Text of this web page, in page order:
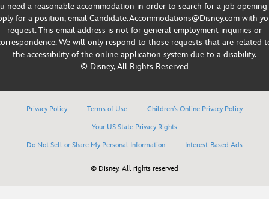
need a reasonable accommodation in order to search for a job
for a position, email Candidate.Accommodations@Disney.com with
request. This email address is not for general employment inquiries or
We will only respond to those requests that are related
the accessibility of the online application system due to a disability.
© Disney, All Rights Reserved
Privacy Policy Terms of Use
Children’s Online Privacy Policy
Your US State Privacy Rights
Do Not Sell or Share My Personal Information
Interest-Based Ads
© Disney. All rights reserved